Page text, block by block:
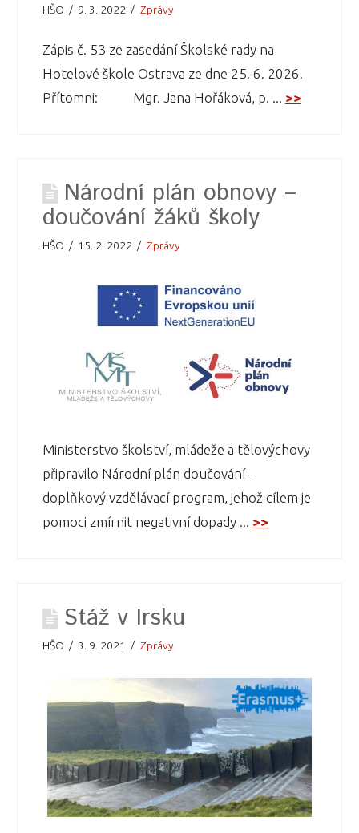
HŠO 9. 3. 2022 Zprávy
Zápis č. 53 ze zasedání Školské rady na
Hotelové škole Ostrava ze dne 25. 6. 2026.
Přítomni: Mgr. Jana Hořáková, p. ... >>
Národní plán obnovy –
doučování žáků školy
HŠO 15. 2. 2022 Zprávy
Ministerstvo školství, mládeže a tělovýchovy
připravilo Národní plán doučování –
doplňkový vzdělávací program, jehož cílem je
pomoci zmírnit negativní dopady ... >>
Stáž v Irsku
HŠO 3. 9. 2021 Zprávy